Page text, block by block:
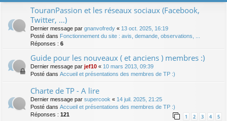
TouranPassion et les réseaux sociaux (Facebook,
Twitter, ...)
Dernier message par gnanvofredy « 13 oct. 2025, 16:19
Posté dans Fonctionnement du site : avis, demande, observations, ...
Réponses : 6
Guide pour les nouveaux ( et anciens ) membres :)
Dernier message par jef10 « 10 mars 2013, 09:39
Posté dans Accueil et présentations des membres de TP :)
Charte de TP - A lire
Dernier message par supercook « 14 juil. 2025, 21:25
Posté dans Accueil et présentations des membres de TP :)
Réponses : 121 1 2 3 4 5